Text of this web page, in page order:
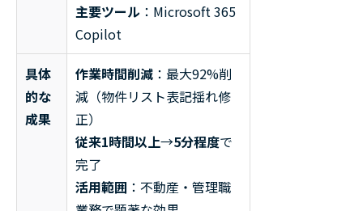
主要ツール ：Microsoft 365
Copilot
具体
的な
成果
作業時間削減 ：最大92%削
減（物件リスト表記揺れ修
正）
従来1時間以上→5分程度で
完了
活用範囲 ：不動産・管理職